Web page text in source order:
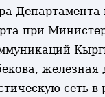
Департамента
при
железная
сеть в